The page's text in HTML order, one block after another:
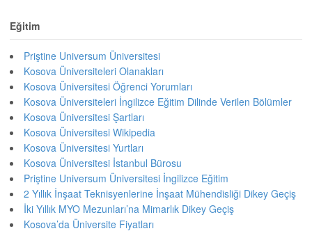
Eğitim
Priştine Universum Üniversitesi
Kosova Üniversiteleri Olanakları
Kosova Üniversitesi Öğrenci Yorumları
Kosova Üniversiteleri İngilizce Eğitim Dilinde Verilen Bölümler
Kosova Üniversitesi Şartları
Kosova Üniversitesi Wikipedia
Kosova Üniversitesi Yurtları
Kosova Üniversitesi İstanbul Bürosu
Priştine Universum Üniversitesi İngilizce Eğitim
2 Yıllık İnşaat Teknisyenlerine İnşaat Mühendisliği Dikey Geçiş
İki Yıllık MYO Mezunları’na Mimarlık Dikey Geçiş
Kosova’da Üniversite Fiyatları